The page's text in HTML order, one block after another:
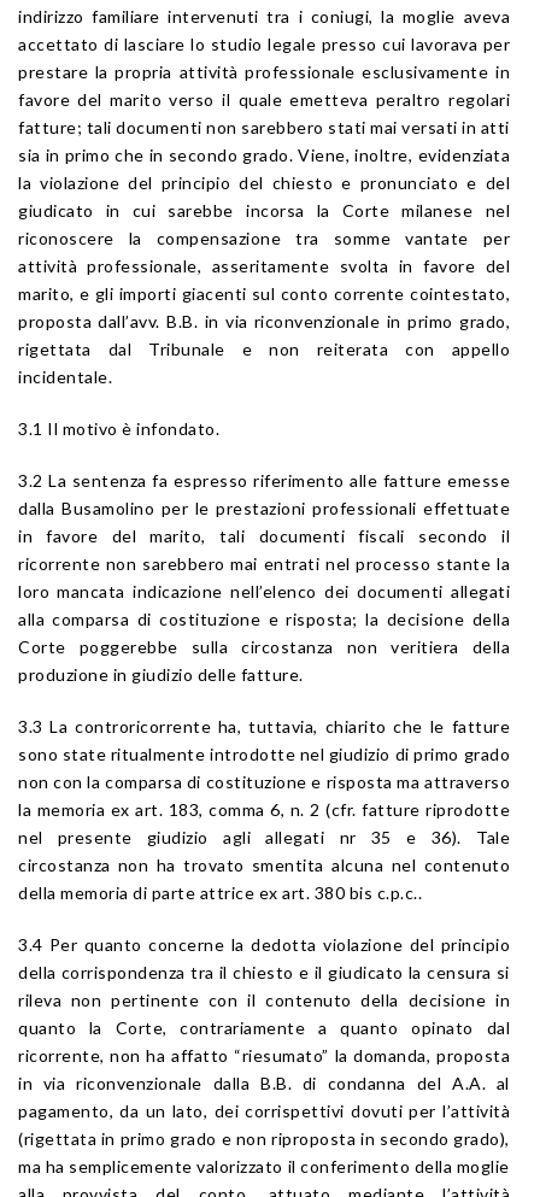
indirizzo familiare intervenuti tra i coniugi, la moglie aveva
accettato di lasciare lo studio legale presso cui lavorava per
prestare la propria attività professionale esclusivamente in
favore del marito verso il quale emetteva peraltro regolari
fatture; tali documenti non sarebbero stati mai versati in atti
sia in primo che in secondo grado. Viene, inoltre, evidenziata
la violazione del principio del chiesto e pronunciato e del
giudicato in cui sarebbe incorsa la Corte milanese nel
riconoscere la compensazione tra somme vantate per
attività professionale, asseritamente svolta in favore del
marito, e gli importi giacenti sul conto corrente cointestato,
proposta dall’avv. B.B. in via riconvenzionale in primo grado,
rigettata dal Tribunale e non reiterata con appello
incidentale.
3.1 Il motivo è infondato.
3.2 La sentenza fa espresso riferimento alle fatture emesse
dalla Busamolino per le prestazioni professionali effettuate
in favore del marito, tali documenti fiscali secondo il
ricorrente non sarebbero mai entrati nel processo stante la
loro mancata indicazione nell’elenco dei documenti allegati
alla comparsa di costituzione e risposta; la decisione della
Corte poggerebbe sulla circostanza non veritiera della
produzione in giudizio delle fatture.
3.3 La controricorrente ha, tuttavia, chiarito che le fatture
sono state ritualmente introdotte nel giudizio di primo grado
non con la comparsa di costituzione e risposta ma attraverso
la memoria ex art. 183, comma 6, n. 2 (cfr. fatture riprodotte
nel presente giudizio agli allegati nr 35 e 36). Tale
circostanza non ha trovato smentita alcuna nel contenuto
della memoria di parte attrice ex art. 380 bis c.p.c..
3.4 Per quanto concerne la dedotta violazione del principio
della corrispondenza tra il chiesto e il giudicato la censura si
rileva non pertinente con il contenuto della decisione in
quanto la Corte, contrariamente a quanto opinato dal
ricorrente, non ha affatto “riesumato” la domanda, proposta
in via riconvenzionale dalla B.B. di condanna del A.A. al
pagamento, da un lato, dei corrispettivi dovuti per l’attività
(rigettata in primo grado e non riproposta in secondo grado),
ma ha semplicemente valorizzato il conferimento della moglie